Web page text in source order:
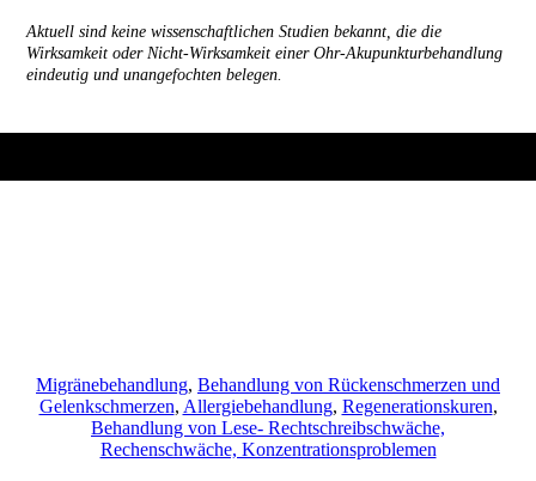
Aktuell sind keine wissenschaftlichen Studien bekannt, die die
Wirksamkeit oder Nicht-Wirksamkeit einer Ohr-Akupunkturbehandlung
eindeutig und unangefochten belegen.
Migränebehandlung, Behandlung von Rückenschmerzen und
Gelenkschmerzen, Allergiebehandlung, Regenerationskuren,
Behandlung von Lese- Rechtschreibschwäche,
Rechenschwäche, Konzentrationsproblemen